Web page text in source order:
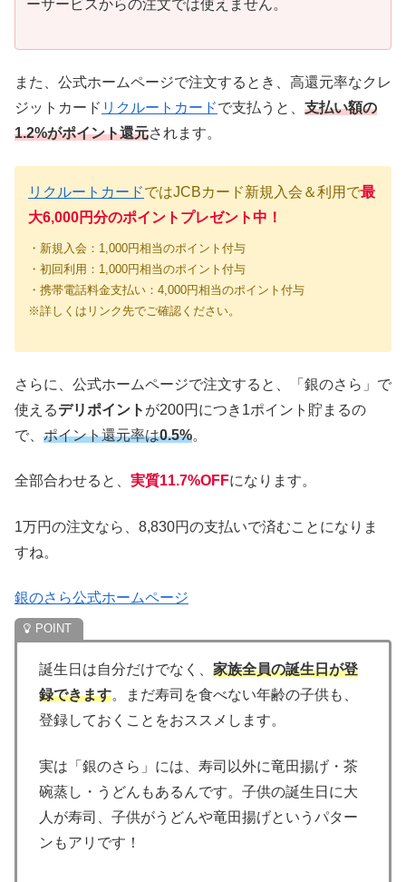
ーサービスからの注文では使えません。
また、公式ホームページで注文するとき、高還元率なクレ
ジットカード リクルートカードで支払うと、 支払い額の
1.2%がポイント還元されます。
リクルートカードではJCBカード新規入会＆利用で最
大6,000円分のポイントプレゼント中！
・新規入会：1,000円相当のポイント付与
・初回利用：1,000円相当のポイント付与
・携帯電話料金支払い：4,000円相当のポイント付与
※詳しくはリンク先でご確認ください。
さらに、公式ホームページで注文すると、「銀のさら」で
使えるデリポイント が200円につき1ポイント貯まるの
で、 ポイント還元率は0.5%。
全部合わせると、 実質11.7%OFFになります。
1万円の注文なら、8,830円の支払いで済むことになりま
すね。
銀のさら公式ホームページ
誕生日は自分だけでなく、 家族全員の誕生日が登
録できます。まだ寿司を食べない年齢の子供も、
登録しておくことをおススメします。
実は「銀のさら」には、寿司以外に竜田揚げ・茶
碗蒸し・うどんもあるんです。子供の誕生日に大
人が寿司、子供がうどんや竜田揚げというパター
ンもアリです！